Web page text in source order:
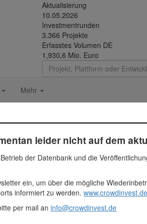
Aktualisierung
10.05.2026
Investmentrunden
3.366 Projekte
Erfasstes Volumen DE
1,930,6 Mio. Euro
Mehr
Funding Circle
leider nicht auf dem
der Datenbank und die
ein, um über die mögliche
informiert zu werden.
per mail an info@crowdinvest.de